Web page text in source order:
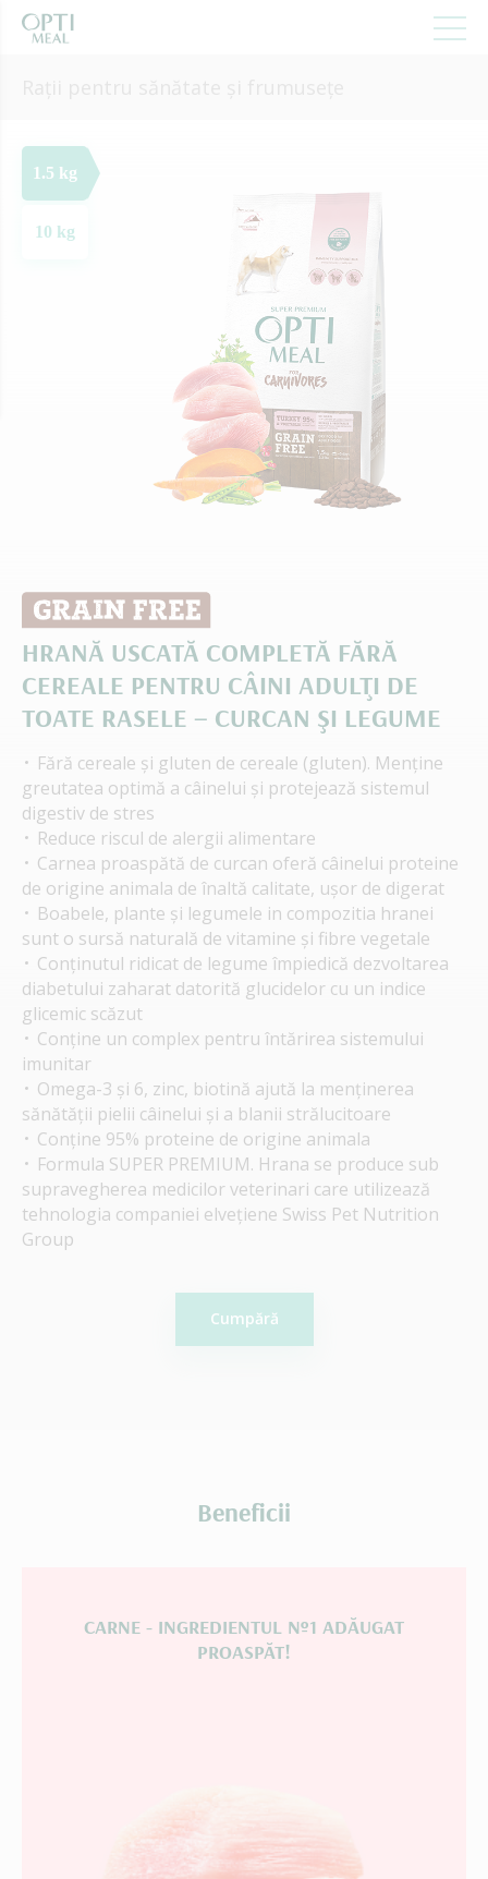
1.5 kg
10 kg
HRANĂ USCATĂ COMPLETĂ FĂRĂ
CEREALE PENTRU CÂINI ADULŢI DE
TOATE RASELE – CURCAN ŞI LEGUME
Fără cereale și gluten de cereale (gluten). Menține
greutatea optimă a câinelui și protejează sistemul
digestiv de stres
Reduce riscul de alergii alimentare
Carnea proaspătă de curcan oferă câinelui proteine
de origine ​​animala de înaltă calitate, ușor de digerat
Boabele, plante și legumele in compozitia hranei
sunt o sursă naturală de vitamine și fibre vegetale
Conținutul ridicat de legume împiedică dezvoltarea
diabetului zaharat datorită glucidelor cu un indice
glicemic scăzut
Conține un complex pentru întărirea sistemului
imunitar
Omega-3 și 6, zinc, biotină ajută la menținerea
sănătății pielii câinelui și a blanii strălucitoare
Conține 95% proteine de origine ​​animala
Formula SUPER PREMIUM. Hrana se produce sub
supravegherea medicilor veterinari care utilizează
tehnologia companiei elvețiene Swiss Pet Nutrition
Group
Cumpără
Beneficii
CARNE - INGREDIENTUL №1 ADĂUGAT
PROASPĂT!